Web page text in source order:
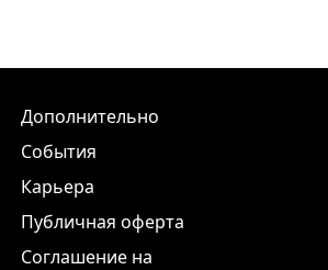
Дополнительно
События
Карьера
Публичная оферта
Соглашение на